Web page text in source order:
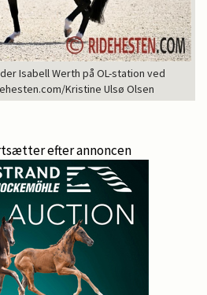
Isabell Werth på OL-station ved
Kristine Ulsø Olsen
efter annoncen